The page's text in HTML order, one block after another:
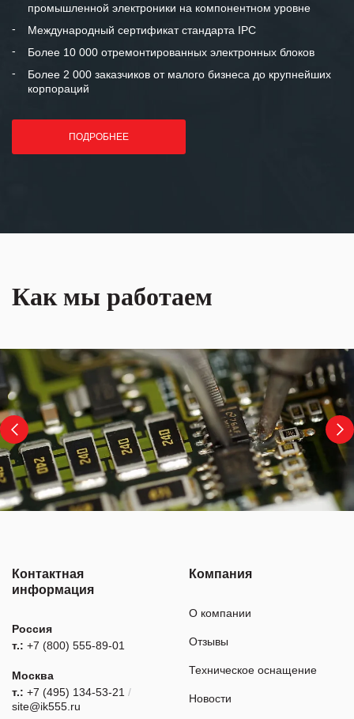
отношения и искренне желаем
«Инженерной компании «555» долгих
промышленной электроники на компонентном уровне
Международный сертификат стандарта IPC
Более 10 000 отремонтированных электронных блоков
Более 2 000 заказчиков от малого бизнеса до крупнейших
корпораций
ПОДРОБНЕЕ
Как мы работаем
Контактная
информация
Россия
т.: +7 (800) 555-89-01
Москва
т.: +7 (495) 134-53-21 /
site@ik555.ru
Компания
О компании
Отзывы
Техническое оснащение
Новости